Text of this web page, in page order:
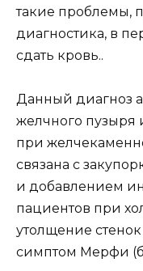
такие проблемы,
диагностика, в
сдать кровь..
Данный диагноз
желчного пузыря
при
связана с
и добавлением
пациентов при
утолщение
симптом Мерфи